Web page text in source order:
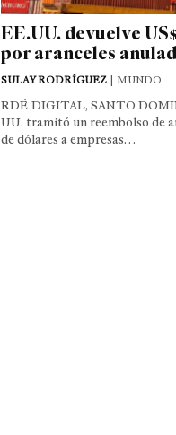
EE.UU. devuelve
por aranceles
SULAY RODRÍGUEZ| MUNDO
RDÉ DIGITAL, SANTO
UU. tramitó un reembolso de
de dólares a empresas…